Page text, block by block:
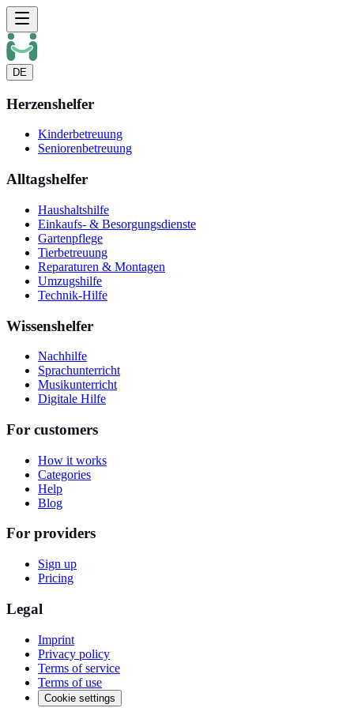
DE
Herzenshelfer
Kinderbetreuung
Seniorenbetreuung
Alltagshelfer
Haushaltshilfe
Einkaufs- & Besorgungsdienste
Gartenpflege
Tierbetreuung
Reparaturen & Montagen
Umzugshilfe
Technik-Hilfe
Wissenshelfer
Nachhilfe
Sprachunterricht
Musikunterricht
Digitale Hilfe
For customers
How it works
Categories
Help
Blog
For providers
Sign up
Pricing
Legal
Imprint
Privacy policy
Terms of service
Terms of use
Cookie settings